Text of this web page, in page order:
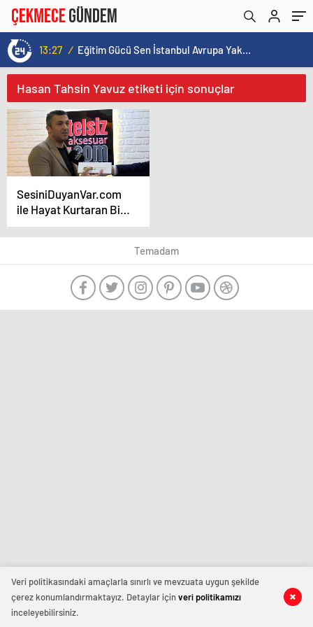
13:27 / Eğitim Gücü Sen İstanbul Avrupa Yakası Şubesi İlk Genel Kurulunu Küçükçekmece’de Gerçekleştirdi
Hasan Tahsin Yavuz etiketi için sonuçlar
SesiniDuyanVar.com
ile Hayat Kurtaran Bir
Proje
Temadam
Veri politikasındaki amaçlarla sınırlı ve mevzuata uygun şekilde
çerez konumlandırmaktayız. Detaylar içinveri politikamızı
inceleyebilirsiniz.